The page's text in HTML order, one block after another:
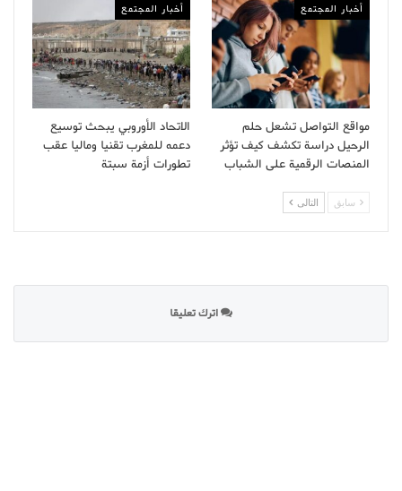
أخبار المجتمع
مواقع التواصل تشعل حلم
الرحيل دراسة تكشف كيف تؤثر
المنصات الرقمية على الشباب
أخبار المجتمع
الاتحاد الأوروبي يبحث توسيع
دعمه للمغرب تقنيا وماليا عقب
تطورات أزمة سبتة
سابق التالى
اترك تعليقا